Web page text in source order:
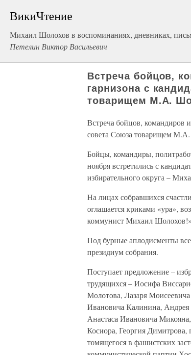
ВикиЧтение
Михаил Шолохов в воспоминаниях, дневниках,
Петелин Виктор Васильевич
Встреча бойцов,
гарнизона с
товарищем М.А.
Встреча бойцов, командиров
совета Союза товарищем
Бойцы, командиры,
ноября встретились с
избирательного округа –
На лицах собравшихся
оглашается криками «ура»,
коммунист Михаил
Под бурные аплодисменты
президиум собрания.
Поступает предложение –
трудящихся – Иосифа
Молотова, Лазаря
Ивановича Калинина,
Анастаса Ивановича
Косиора, Георгия Димитрова,
томящегося в фашистских